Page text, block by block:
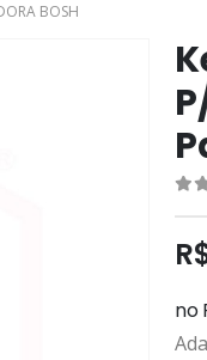
BOSH
no